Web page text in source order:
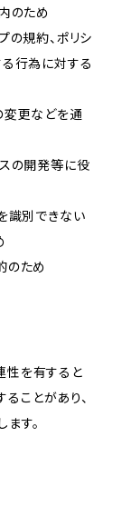
のため
の規約、ポリシ
る行為に対する
変更などを通
スの開発等に役
識別できない
のため
性を有すると
ことがあり、
す。